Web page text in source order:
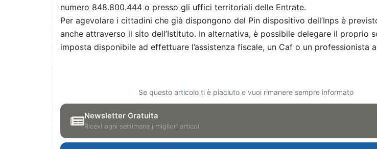
numero 848.800.444 o presso gli uffici territoriali delle Entrate.
Per agevolare i cittadini che già dispongono del Pin dispositivo dell’Inps è
anche attraverso il sito dell’Istituto. In alternativa, è possibile delegare il proprio
imposta disponibile ad effettuare l’assistenza fiscale, un Caf o un professionista
Se questo articolo ti è piaciuto e vuoi rimanere sempre informato
Newsletter Gratuita
Ricevi ogni settimana i migliori articoli